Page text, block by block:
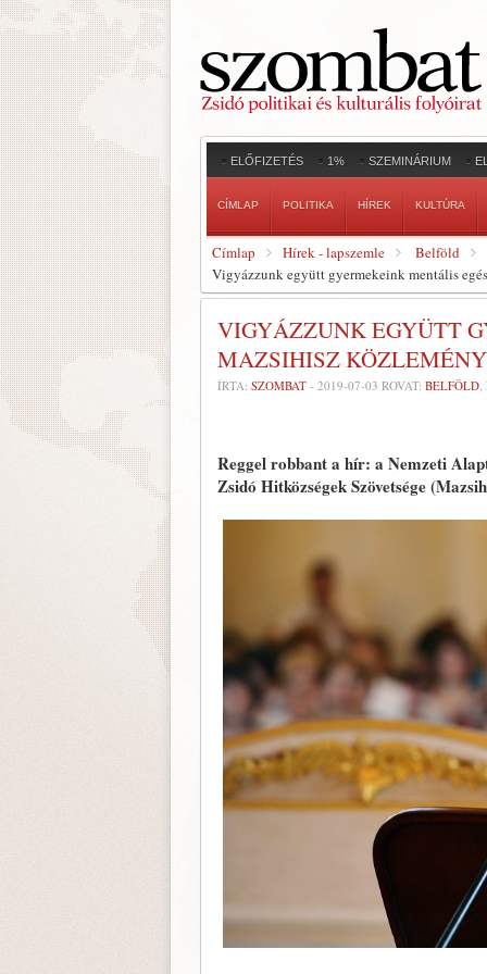
ELŐFIZETÉS 1% SZEMINÁRIUM
CÍMLAP POLITIKA HÍREK KULTÚRA
Címlap Hírek - lapszemle
Belföld
Vigyázzunk együtt gyermekeink mentális
VIGYÁZZUNK EGYÜTT
MAZSIHISZ
ÍRTA: SZOMBAT - 2019-07-03 ROVAT: BELFÖLD,
Reggel robbant a hír: a Nemzeti
Zsidó Hitközségek Szövetsége